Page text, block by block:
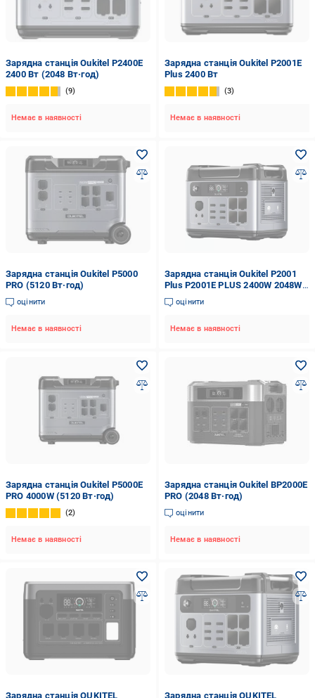
Зарядна станція Oukitel P2400E
2400 Вт (2048 Вт·год)
9
Немає в наявності
Зарядна станція Oukitel P2001E
Plus 2400 Вт
3
Немає в наявності
Зарядна станція Oukitel P5000
PRO (5120 Вт·год)
оцінити
Немає в наявності
Зарядна станція Oukitel P2001
Plus P2001E PLUS 2400W 2048Wh
Grey (3141725528)
оцінити
Немає в наявності
Зарядна станція Oukitel P5000E
PRO 4000W (5120 Вт·год)
2
Немає в наявності
Зарядна станція Oukitel BP2000E
PRO (2048 Вт·год)
оцінити
Немає в наявності
Зарядна станція OUKITEL
Зарядна станція OUKITEL